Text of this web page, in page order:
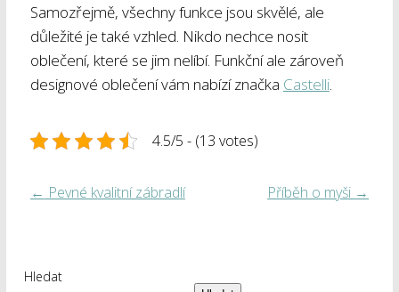
Samozřejmě, všechny funkce jsou skvělé, ale
důležité je také vzhled. Nikdo nechce nosit
oblečení, které se jim nelíbí. Funkční ale zároveň
designové oblečení vám nabízí značka Castelli.
4.5/5 - (13 votes)
Příběh o myši →
← Pevné kvalitní zábradlí
Hledat